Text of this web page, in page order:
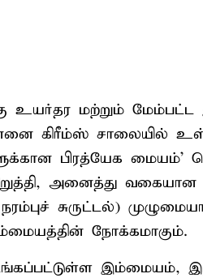
உயர்தர மற்றும்
கிரீம்ஸ் சாலையில்
பிரத்யேக மையம்'
அனைத்து வகையான
சுருட்டல்)
நோக்கமாகும்.
இம்மையம்,